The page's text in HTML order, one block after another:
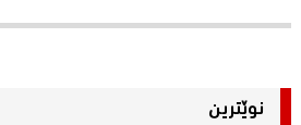
نوێترین